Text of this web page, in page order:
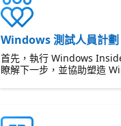
Windows 測試人員計劃
首先，執行 Windows
瞭解下一步，並協助塑造